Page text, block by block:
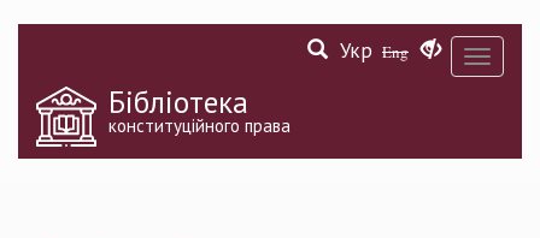
Toggle
Укр Eng
Бібліотека
конституційного права